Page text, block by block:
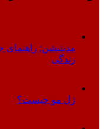
مدیتیشن: راهنمای
زندگی
ژل مو چیست؟